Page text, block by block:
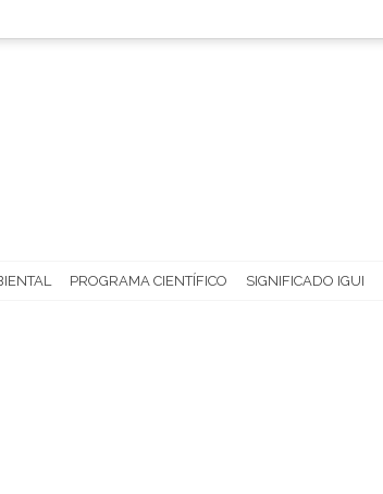
PROGRAMA CIENTÍFICO SIGNIFICADO IGUI